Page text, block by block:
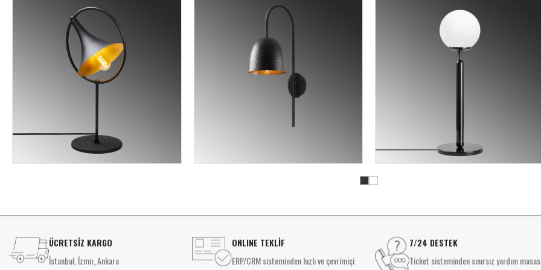
ÜCRETSİZ KARGO
İstanbul, İzmir, Ankara
ONLINE TEKLİF
ERP/CRM sisteminden hızlı ve çevrimiçi
7/24 DESTEK
Ticket sisteminden sınırsız yardım